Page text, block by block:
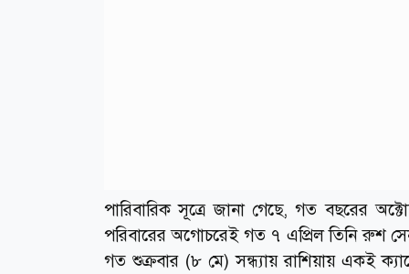
পারিবারিক সূত্রে জানা গেছে, গত বছরের
পরিবারের অগোচরেই গত ৭ এপ্রিল তিনি রুশ
গত শুক্রবার (৮ মে) সন্ধ্যায় রাশিয়ায় একই